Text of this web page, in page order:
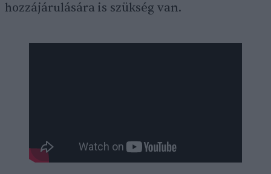
hozzájárulására is szükség van.